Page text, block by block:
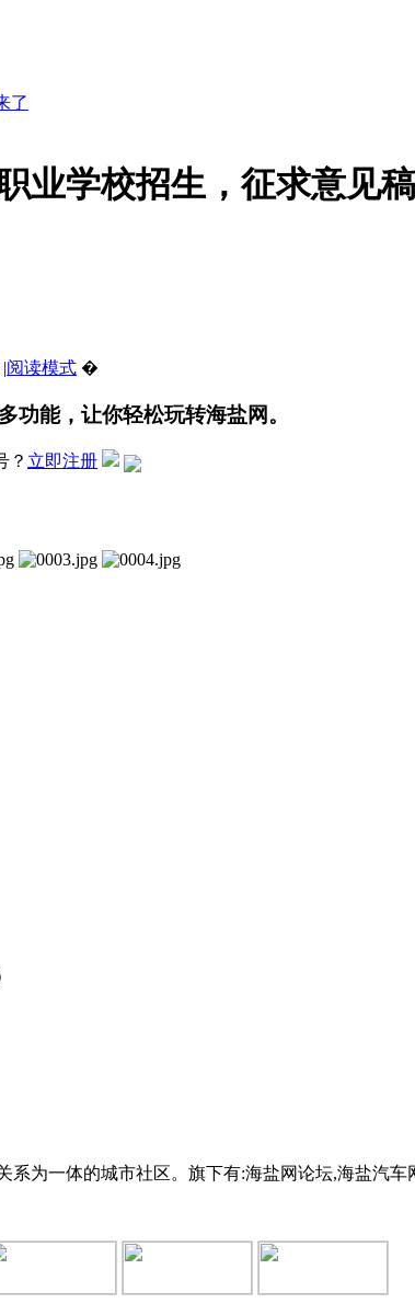
了
业学校招生，征求意见
|阅读模式 �
功能，让你轻松玩转海盐网。
？ 立即注册
系为一体的城市社区。旗下有:海盐网论坛,海盐汽